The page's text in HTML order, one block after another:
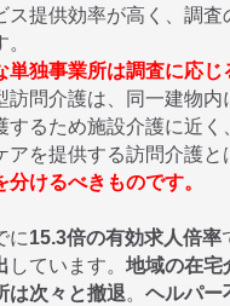
ス提供効率が高く、調査
単独事業所は調査に応じ
訪問介護は、同一建物内
するため施設介護に近く
アを提供する訪問介護と
けるべきものです。
に15.3倍の有効求人倍率
しています。 地域の在宅
は次々と撤退。 ヘルパー